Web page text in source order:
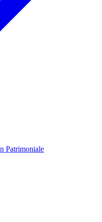
Patrimoniale